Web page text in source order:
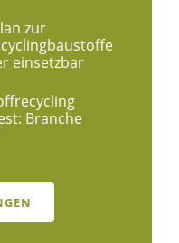
zur
einsetzbar
Branche